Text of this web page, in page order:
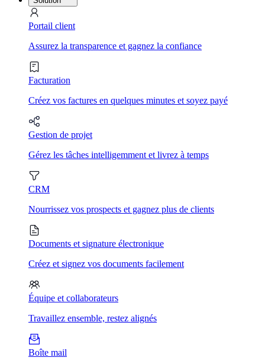
Portail client
Assurez la transparence et gagnez la confiance
Facturation
Créez vos factures en quelques minutes et soyez payé
Gestion de projet
Gérez les tâches intelligemment et livrez à temps
CRM
Nourrissez vos prospects et gagnez plus de clients
Documents et signature électronique
Créez et signez vos documents facilement
Équipe et collaborateurs
Travaillez ensemble, restez alignés
Boîte mail